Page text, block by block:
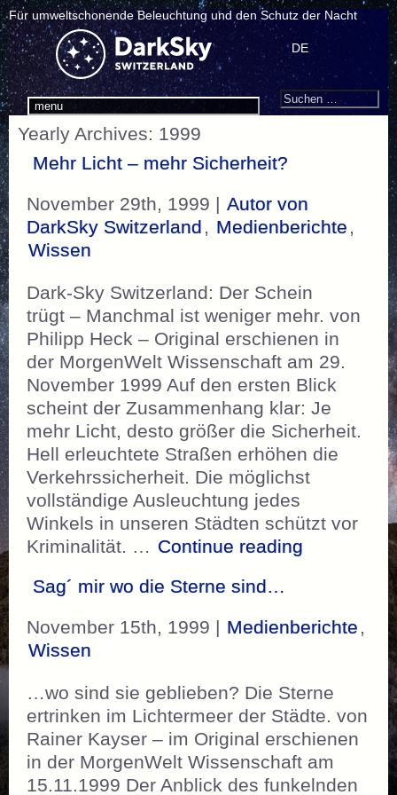
Für umweltschonende Beleuchtung und den Schutz der Nacht
menu
DE
Search
Suchen
Yearly Archives: 1999
Mehr Licht – mehr Sicherheit?
November 29th, 1999 | Autor von
DarkSky Switzerland , Medienberichte ,
Wissen
Dark-Sky Switzerland: Der Schein
trügt – Manchmal ist weniger mehr. von
Philipp Heck – Original erschienen in
der MorgenWelt Wissenschaft am 29.
November 1999 Auf den ersten Blick
scheint der Zusammenhang klar: Je
mehr Licht, desto größer die Sicherheit.
Hell erleuchtete Straßen erhöhen die
Verkehrssicherheit. Die möglichst
vollständige Ausleuchtung jedes
Winkels in unseren Städten schützt vor
Kriminalität. … Continue reading „Mehr
Sag´ mir wo die Sterne sind…
November 15th, 1999 | Medienberichte ,
Wissen
…wo sind sie geblieben? Die Sterne
ertrinken im Lichtermeer der Städte. von
Rainer Kayser – im Original erschienen
in der MorgenWelt Wissenschaft am
15.11.1999 Der Anblick des funkelnden